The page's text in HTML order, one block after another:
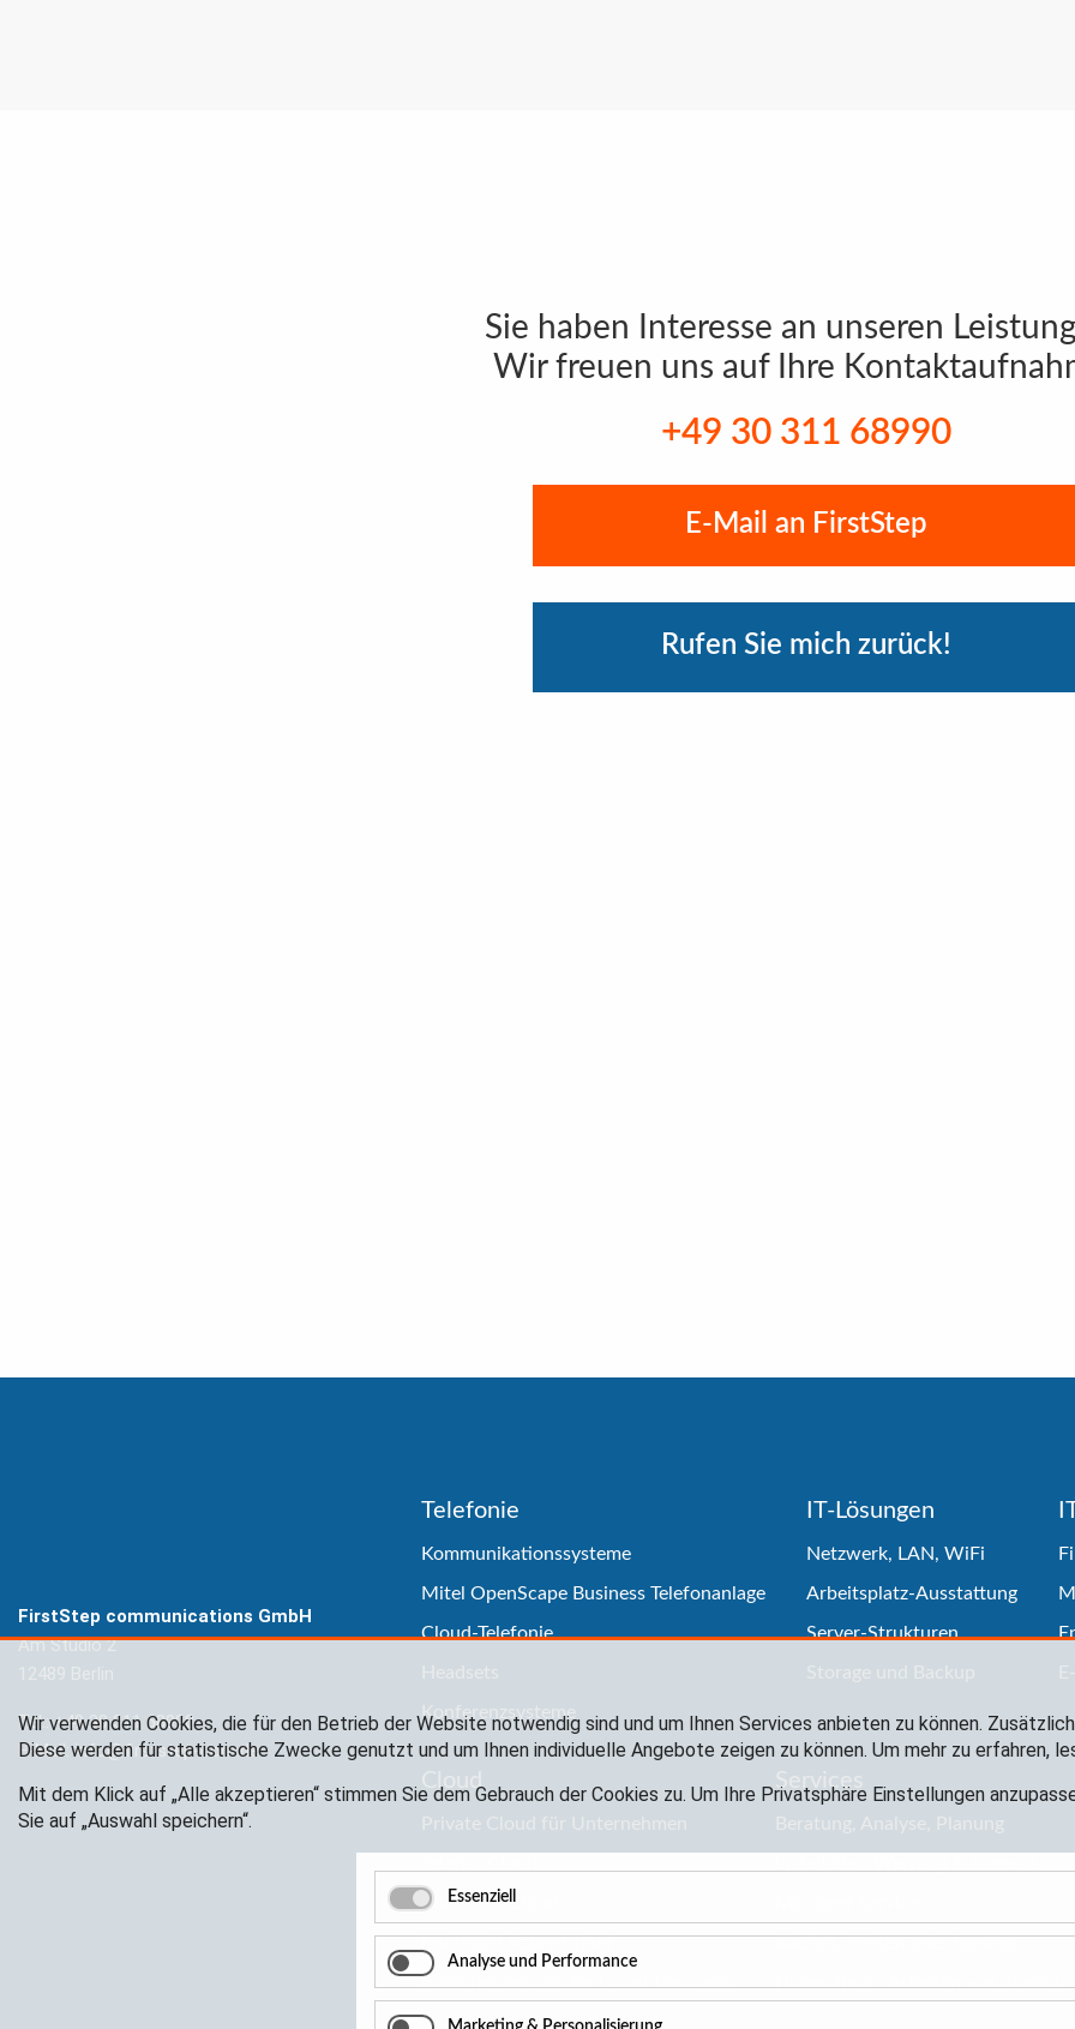
Sie haben Interesse an unseren
Wir freuen uns auf Ihre
+49 30 311 68990
E-Mail an FirstStep
Rufen Sie mich zurück!
FirstStep communications GmbH
Am Studio 2
12489 Berlin
Tel.:+49 30 311 68990
E-Mail:info@firststep-com.de
Telefonie
Kommunikationssysteme
Mitel OpenScape Business Telefonanlage
Cloud-Telefonie
Headsets
Konferenzsysteme
IT-Lösungen
Netzwerk, LAN, WiFi
Arbeitsplatz-Ausstattung
Server-Strukturen
Storage und Backup
Cloud
Private Cloud für Unternehmen
Microsoft Cloud
Microsoft Azure Cloud
Branchenspezifische Cloud-Lösungen
Services
Beratung, Analyse, Planung
Kaufen, Mieten oder Leasing
Wir verwenden Cookies, die für den Betrieb der Website notwendig sind und um Ihnen Services anbieten zu können.
Diese werden für statistische Zwecke genutzt und um Ihnen individuelle Angebote zeigen zu können. Um mehr zu erfahren,
Mit dem Klick auf „Alle akzeptieren“ stimmen Sie dem Gebrauch der Cookies zu. Um Ihre Privatsphäre Einstellungen
Sie auf „Auswahl speichern“.
Essenziell
Analyse und Performance